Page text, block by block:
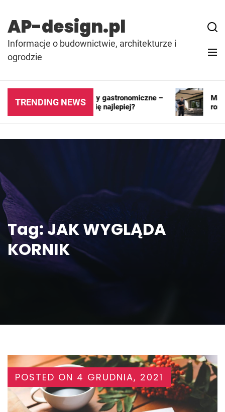
content
AP-design.pl
Informacje o budownictwie, architekturze i
ogrodzie
TRENDING NEWS
Kontenery i pawilony gastronomiczne –
gdzie sprawdzają się najlepiej?
Tag:JAK WYGLĄDA
KORNIK
POSTED ON 4 GRUDNIA, 2021